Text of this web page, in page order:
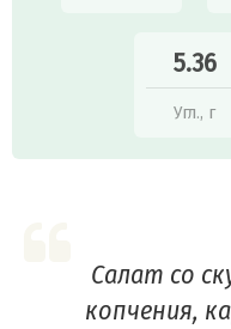
5.36
Угл., г
Салат со
копчения,